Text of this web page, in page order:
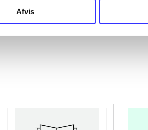
Afvis